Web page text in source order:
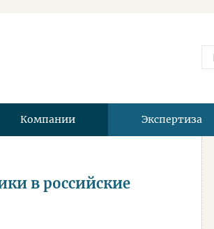
Компании Экспертиза
в российские